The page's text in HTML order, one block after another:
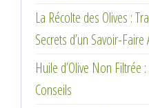
La Récolte des Olives :
Secrets d’un Savoir-Faire
Huile d’Olive Non
Conseils